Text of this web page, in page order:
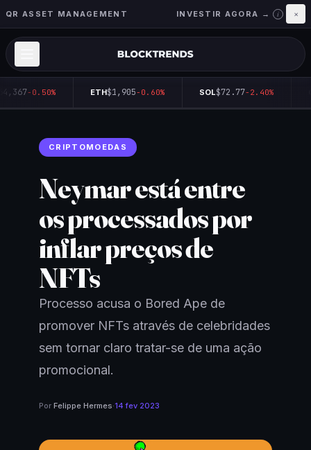
QR ASSET MANAGEMENT INVESTIR AGORA → i ×
-0.50% ETH$1,905-0.60% SOL$72.77-2.40%
CRIPTOMOEDAS
Neymar está entre
os processados por
inflar preços de
NFTs
Processo acusa o Bored Ape de
promover NFTs através de celebridades
sem tornar claro tratar-se de uma ação
promocional.
Por Felippe Hermes·14 fev 2023